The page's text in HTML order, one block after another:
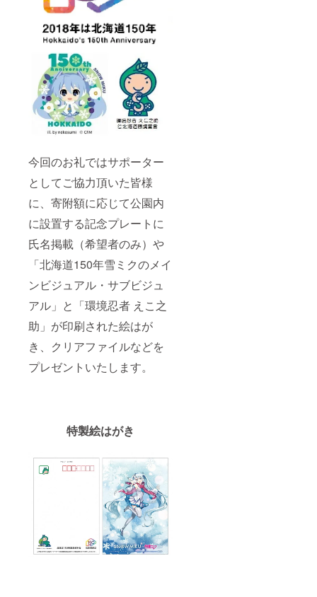
今回のお礼ではサポーター
としてご協力頂いた皆様
に、寄附額に応じて公園内
に設置する記念プレートに
氏名掲載（希望者のみ）や
「北海道150年雪ミクのメイ
ンビジュアル・サブビジュ
アル」と「環境忍者 えこ之
助」が印刷された絵はが
き、クリアファイルなどを
プレゼントいたします。
特製絵はがき